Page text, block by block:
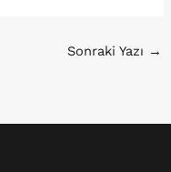
Sonraki Yazı →